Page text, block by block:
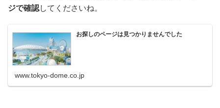
ジで確認してくださいね。
お探しのページは見つかりませんでした
www.tokyo-dome.co.jp